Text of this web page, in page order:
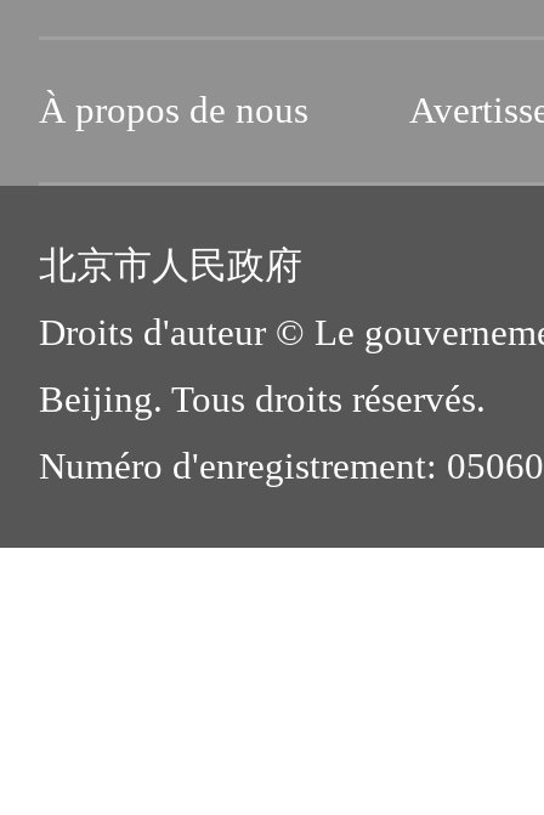
À propos de nous
北京市人民政府
Droits d'auteur © Le
Beijing. Tous droits réservés.
Numéro d'enregistrement: